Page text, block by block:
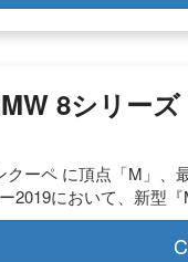
8シリー
クーペ に頂点「M」、
2019において、新型